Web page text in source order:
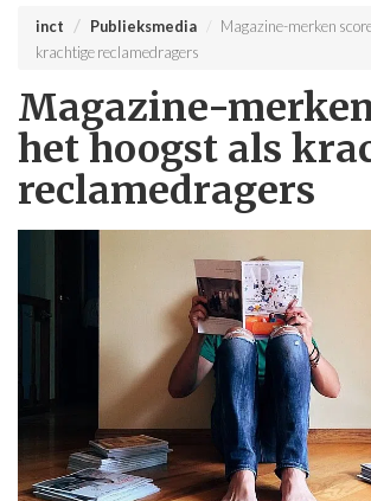
inct Publieksmedia
Magazine-merken
krachtige reclamedragers
Magazine-
het hoogst als
reclamedragers